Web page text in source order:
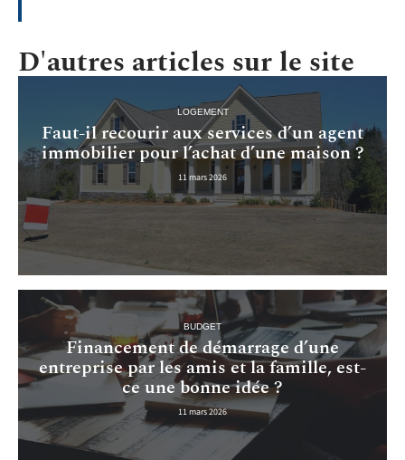
D'autres articles sur le site
LOGEMENT
Faut-il recourir aux services d’un agent
immobilier pour l’achat d’une maison ?
11 mars 2026
BUDGET
Financement de démarrage d’une
entreprise par les amis et la famille, est-
ce une bonne idée ?
11 mars 2026